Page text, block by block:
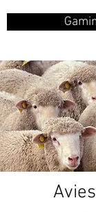
Avies